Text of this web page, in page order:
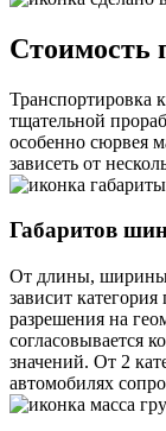
Стоимость
Транспортировка
тщательной
особенно сюрвея
зависеть от
Габаритов
От длины,
зависит
разрешения на
согласовывается
значений. От 2
автомобилях